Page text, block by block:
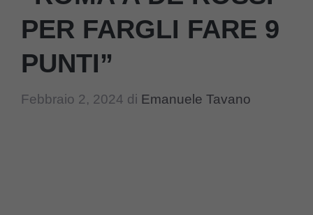
PER FARGLI FARE 9
PUNTI”
Febbraio 2, 2024 di Emanuele Tavano